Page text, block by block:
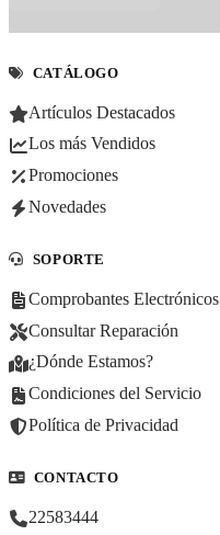
CATÁLOGO
Artículos Destacados
Los más Vendidos
Promociones
Novedades
SOPORTE
Comprobantes Electrónicos
Consultar Reparación
¿Dónde Estamos?
Condiciones del Servicio
Política de Privacidad
CONTACTO
22583444